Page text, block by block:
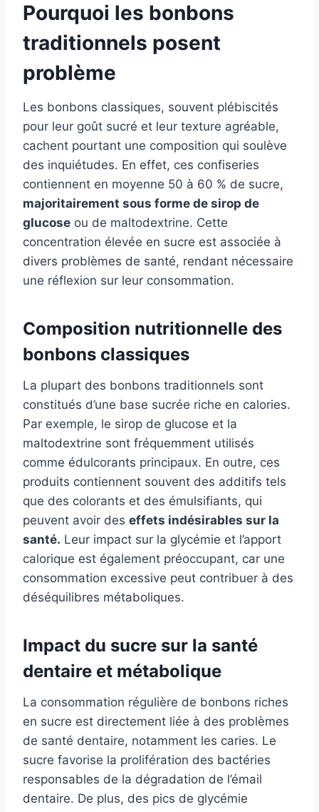
Pourquoi les bonbons
traditionnels posent
problème
Les bonbons classiques, souvent plébiscités
pour leur goût sucré et leur texture agréable,
cachent pourtant une composition qui soulève
des inquiétudes. En effet, ces confiseries
contiennent en moyenne 50 à 60 % de sucre,
majoritairement sous forme de sirop de
glucose ou de maltodextrine. Cette
concentration élevée en sucre est associée à
divers problèmes de santé, rendant nécessaire
une réflexion sur leur consommation.
Composition nutritionnelle des
bonbons classiques
La plupart des bonbons traditionnels sont
constitués d’une base sucrée riche en calories.
Par exemple, le sirop de glucose et la
maltodextrine sont fréquemment utilisés
comme édulcorants principaux. En outre, ces
produits contiennent souvent des additifs tels
que des colorants et des émulsifiants, qui
peuvent avoir des effets indésirables sur la
santé. Leur impact sur la glycémie et l’apport
calorique est également préoccupant, car une
consommation excessive peut contribuer à des
déséquilibres métaboliques.
Impact du sucre sur la santé
dentaire et métabolique
La consommation régulière de bonbons riches
en sucre est directement liée à des problèmes
de santé dentaire, notamment les caries. Le
sucre favorise la prolifération des bactéries
responsables de la dégradation de l’émail
dentaire. De plus, des pics de glycémie